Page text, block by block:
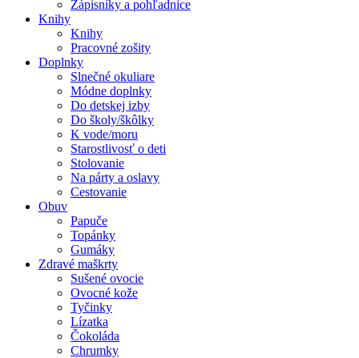
Zápisníky a pohľadnice
Knihy
Knihy
Pracovné zošity
Doplnky
Slnečné okuliare
Módne doplnky
Do detskej izby
Do školy/škôlky
K vode/moru
Starostlivosť o deti
Stolovanie
Na párty a oslavy
Cestovanie
Obuv
Papuče
Topánky
Gumáky
Zdravé maškrty
Sušené ovocie
Ovocné kože
Tyčinky
Lízatka
Čokoláda
Chrumky